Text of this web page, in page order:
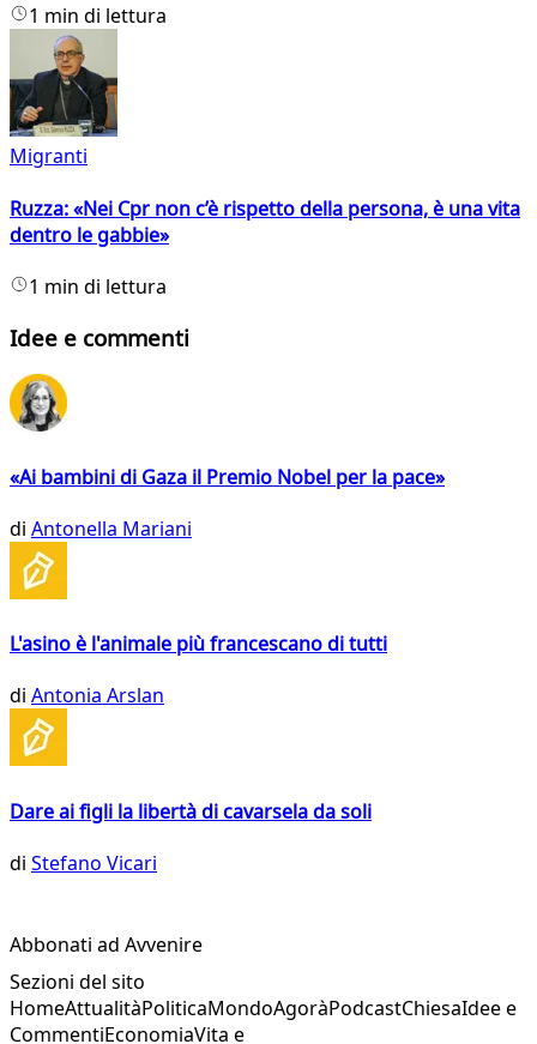
1 min di lettura
Migranti
Ruzza: «Nei Cpr non c’è rispetto della persona, è una vita
dentro le gabbie»
1 min di lettura
Idee e commenti
«Ai bambini di Gaza il Premio Nobel per la pace»
di Antonella Mariani
L'asino è l'animale più francescano di tutti
di Antonia Arslan
Dare ai figli la libertà di cavarsela da soli
di Stefano Vicari
Abbonati ad Avvenire
Sezioni del sito
HomeAttualitàPoliticaMondoAgoràPodcastChiesaIdee e
CommentiEconomiaVita e